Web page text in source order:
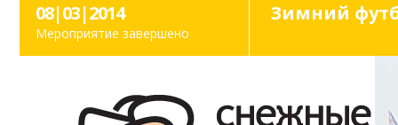
08|03|2014
Мероприятие завершено
Зимний